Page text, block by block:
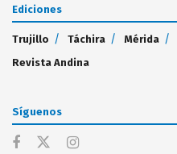
Ediciones
Trujillo Táchira Mérida
Revista Andina
Síguenos